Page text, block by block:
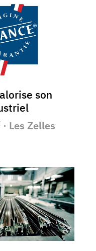
son
· Les Zelles